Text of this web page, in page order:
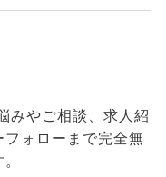
みやご相談、求人紹
ォローまで完全無